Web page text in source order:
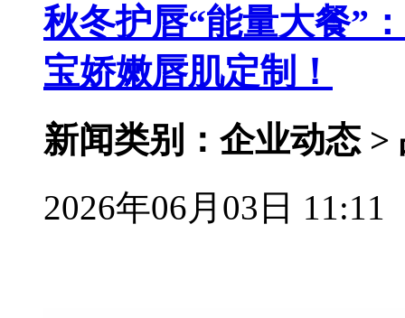
秋冬护唇“能量大餐”
宝娇嫩唇肌定制！
新闻类别：企业动态 >
2026年06月03日 11:11